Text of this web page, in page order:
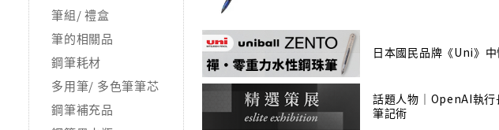
筆組/ 禮盒
筆的相關品
鋼筆耗材
多用筆/ 多色筆筆芯
鋼筆補充品
日本國民品牌《Uni》
話題人物｜OpenAI執
筆記術